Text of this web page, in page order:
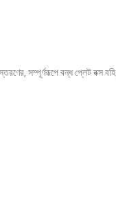
সম্পূর্ণরূপে বন্ধ প্লেট বক্স বহি